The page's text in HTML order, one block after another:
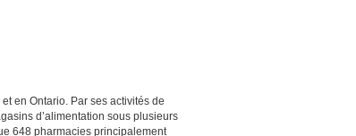
en Ontario. Par ses activités de
d’alimentation sous plusieurs
648 pharmacies principalement